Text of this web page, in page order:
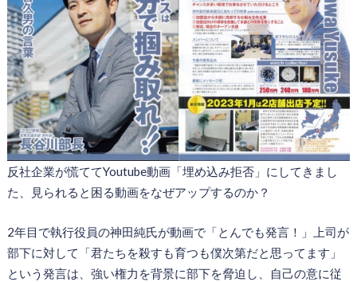
反社企業が慌ててYoutube動画「埋め込み拒否」にしてきまし
た、見られると困る動画をなぜアップするのか？
2年目で執行役員の神田純氏が動画で「とんでも発言！」上司が
部下に対して「君たちを殺すも育つも僕次第だと思ってます」
という発言は、強い権力を背景に部下を脅迫し、自己の意に従